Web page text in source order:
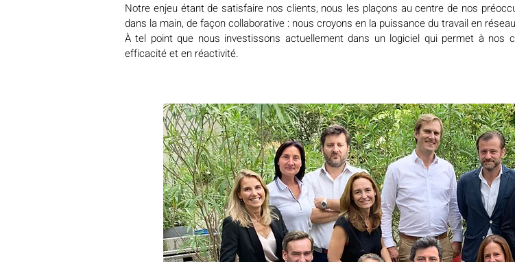
Notre enjeu étant de satisfaire nos clients, nous les plaçons au centre de nos
dans la main, de façon collaborative : nous croyons en la puissance du travail en
À tel point que nous investissons actuellement dans un logiciel qui permet à
efficacité et en réactivité.